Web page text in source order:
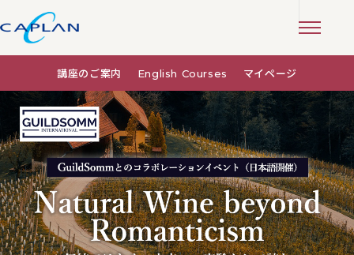
講座のご案内 English Courses マイページ